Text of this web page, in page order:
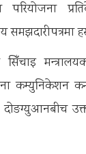
परियोजना
समझदारीपत्रमा
कम्युनिकेशन
उक्त